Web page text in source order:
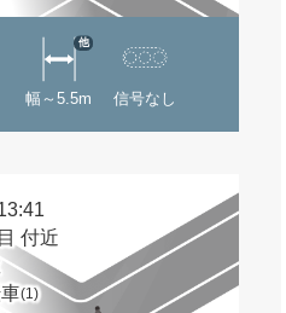
幅～5.5m
他
信号なし
付近
(1)